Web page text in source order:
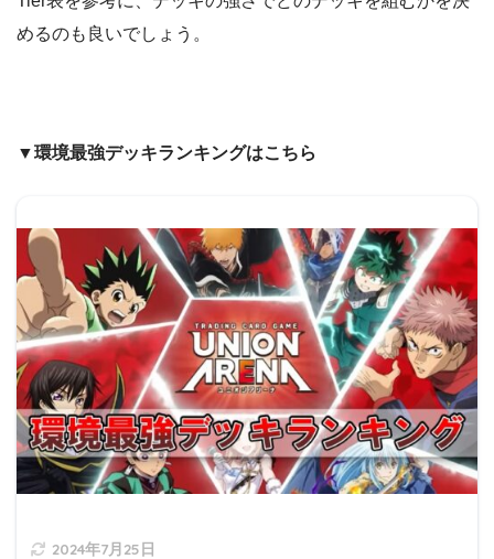
めるのも良いでしょう。
▼環境最強デッキランキングはこちら
2024年7月25日